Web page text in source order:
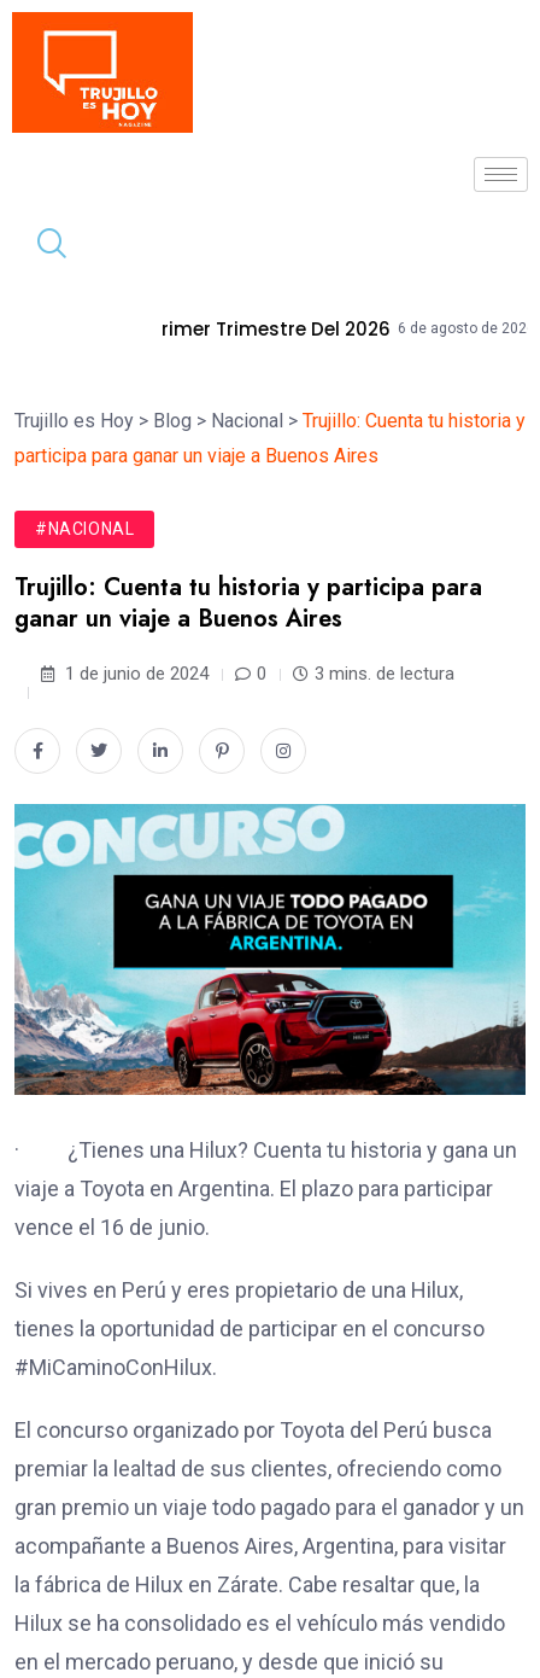
Trimestre Del 2026 6 de agosto de 2026 Mallplaza
Trujillo es Hoy > Blog > Nacional > Trujillo: Cuenta tu historia y
participa para ganar un viaje a Buenos Aires
#NACIONAL
Trujillo: Cuenta tu historia y participa para
ganar un viaje a Buenos Aires
1 de junio de 2024 0 3 mins. de lectura
· ¿Tienes una Hilux? Cuenta tu historia y gana un
viaje a Toyota en Argentina. El plazo para participar
vence el 16 de junio.
Si vives en Perú y eres propietario de una Hilux,
tienes la oportunidad de participar en el concurso
#MiCaminoConHilux.
El concurso organizado por Toyota del Perú busca
premiar la lealtad de sus clientes, ofreciendo como
gran premio un viaje todo pagado para el ganador y un
acompañante a Buenos Aires, Argentina, para visitar
la fábrica de Hilux en Zárate. Cabe resaltar que, la
Hilux se ha consolidado es el vehículo más vendido
en el mercado peruano, y desde que inició su